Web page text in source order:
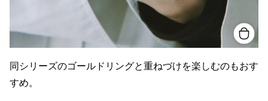
同シリーズのゴールドリングと重ねづけを楽しむのもおす
すめ。